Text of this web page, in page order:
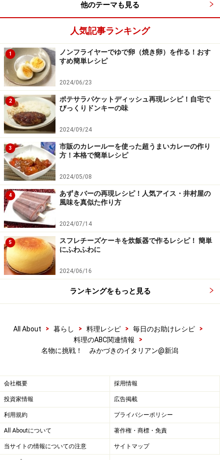
他のテーマも見る
人気記事ランキング
1
ノンフライヤーでゆで卵（焼き卵）を作る！おす
すめ簡単レシピ
2024/06/23
2
ポテサラパケットディッシュ再現レシピ！自宅で
びっくりドンキーの味
2024/09/24
3
市販のカレールーを使った超うまいカレーの作り
方！本格で簡単レシピ
2024/05/08
4
あずきバーの再現レシピ！人気アイス・井村屋の
風味を真似た作り方
2024/07/14
5
スフレチーズケーキを炊飯器で作るレシピ！ 簡単
にふわふわに
2024/06/16
ランキングをもっと見る
All About > 暮らし > 料理レシピ > 毎日のお助けレシピ
>
料理のABC関連情報
>
名物に挑戦！ みかづきのイタリアン@新潟
会社概要 採用情報
投資家情報 広告掲載
利用規約 プライバシーポリシー
All Aboutについて 著作権・商標・免責
当サイトの情報についての注意 サイトマップ